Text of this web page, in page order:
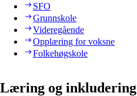
SFO
Grunnskole
Videregående
Opplæring for voksne
Folkehøgskole
Læring og inkludering